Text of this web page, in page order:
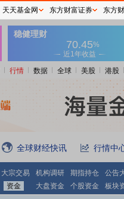
行情 数据 全球 美股 港股
全球财经快讯 行情中
大宗交易 机构调研 期指持仓
公告
资金 大盘资金 个股资金 板块
天天基金网 东方财富证券 东方